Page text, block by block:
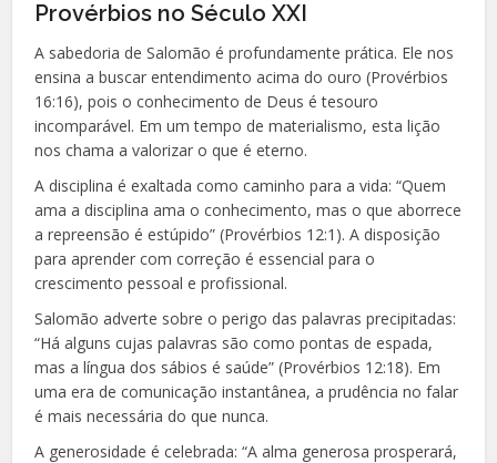
Provérbios no Século XXI
A sabedoria de Salomão é profundamente prática. Ele nos
ensina a buscar entendimento acima do ouro (Provérbios
16:16), pois o conhecimento de Deus é tesouro
incomparável. Em um tempo de materialismo, esta lição
nos chama a valorizar o que é eterno.
A disciplina é exaltada como caminho para a vida: “Quem
ama a disciplina ama o conhecimento, mas o que aborrece
a repreensão é estúpido” (Provérbios 12:1). A disposição
para aprender com correção é essencial para o
crescimento pessoal e profissional.
Salomão adverte sobre o perigo das palavras precipitadas:
“Há alguns cujas palavras são como pontas de espada,
mas a língua dos sábios é saúde” (Provérbios 12:18). Em
uma era de comunicação instantânea, a prudência no falar
é mais necessária do que nunca.
A generosidade é celebrada: “A alma generosa prosperará,